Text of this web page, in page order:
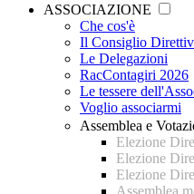
ASSOCIAZIONE
Che cos'è
Il Consiglio
Le Delegazioni
RacContagiri 2026
Le tessere
Voglio associarmi
Assemblea e
Elezione
Elezione
Elezione
Assemblea